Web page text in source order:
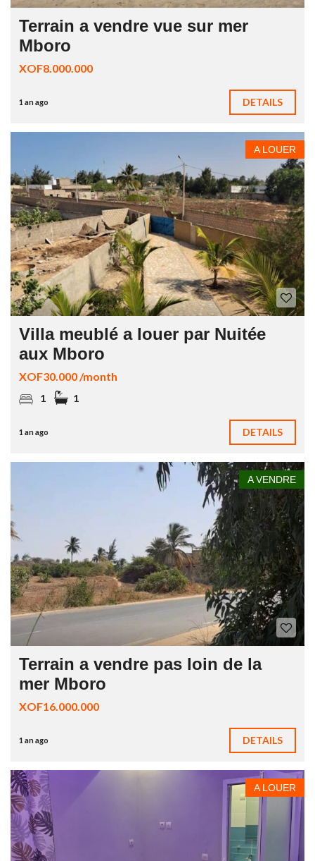
Terrain a vendre vue sur mer
Mboro
XOF8.000.000
1 an ago DETAILS
A LOUER
Villa meublé a louer par Nuitée
aux Mboro
XOF30.000 /month
1 1
1 an ago DETAILS
A VENDRE
Terrain a vendre pas loin de la
mer Mboro
XOF16.000.000
1 an ago DETAILS
A LOUER